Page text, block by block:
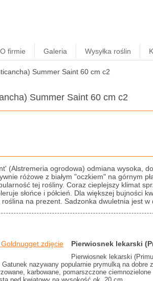
O firmie Galeria Wysyłka roślin
Summer Saint 60 cm c2
Summer Saint 60 cm c2
(Alstremeria ogrodowa) odmiana wysoka,
różowe z białym "oczkiem" na górnym
tej rośliny. Coraz cieplejszy klimat
słońce i półcień. Dla większej bujności
na prezent. Sadzonka dwuletnia jest w
Pierwiosnek lekarski
Pierwiosnek lekarski
nazywany popularnie prymulką na
karbowane, pomarszczone